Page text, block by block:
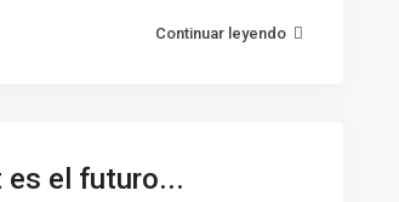
Continuar leyendo
es el futuro...